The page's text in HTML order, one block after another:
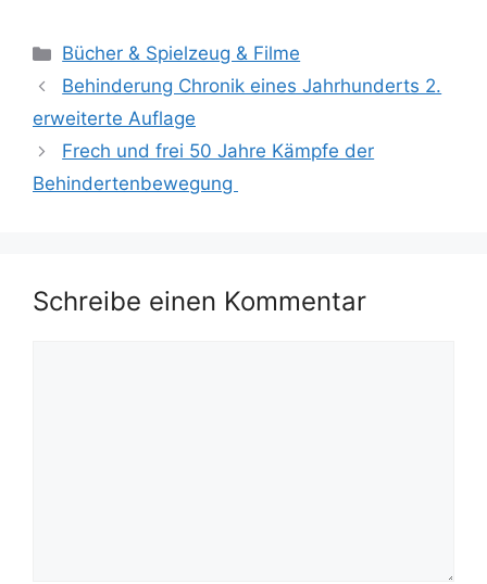
Kategorien
Bücher & Spielzeug & Filme
Behinderung Chronik eines Jahrhunderts 2.
erweiterte Auflage
Frech und frei 50 Jahre Kämpfe der
Behindertenbewegung
Schreibe einen Kommentar